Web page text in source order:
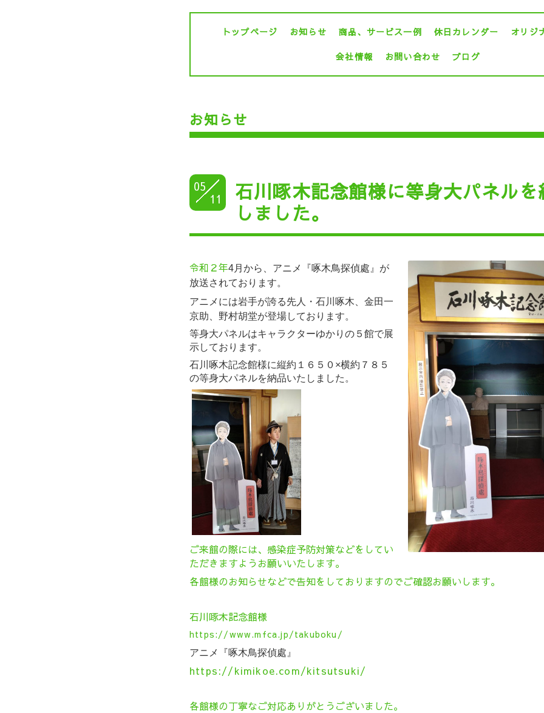
トップページ お知らせ 商品、サービス一例 休日カレンダー オリジ
会社情報 お問い合わせ ブログ
お知らせ
05
11
石川啄木記念館様に等身大パネル
しました。
令和２年4月から、 アニメ『啄木鳥探偵處』が
放送されております。
アニメには岩手が誇る先人・石川啄木、金田一
京助、野村胡堂が登場しております。
等身大パネルはキャラクターゆかりの５館で展
示しております。
石川啄木記念館様に縦約１６５０×横約７８５
の等身大パネルを納品いたしました。
ご来館の際には、感染症予防対策などをしてい
ただきますようお願いいたします。
各館様のお知らせなどで告知をしておりますのでご確認お願いします。
石川啄木記念館様
https://www.mfca.jp/takuboku/
アニメ『啄木鳥探偵處』
https://kimikoe.com/kitsutsuki/
各館様の丁寧なご対応ありがとうございました。